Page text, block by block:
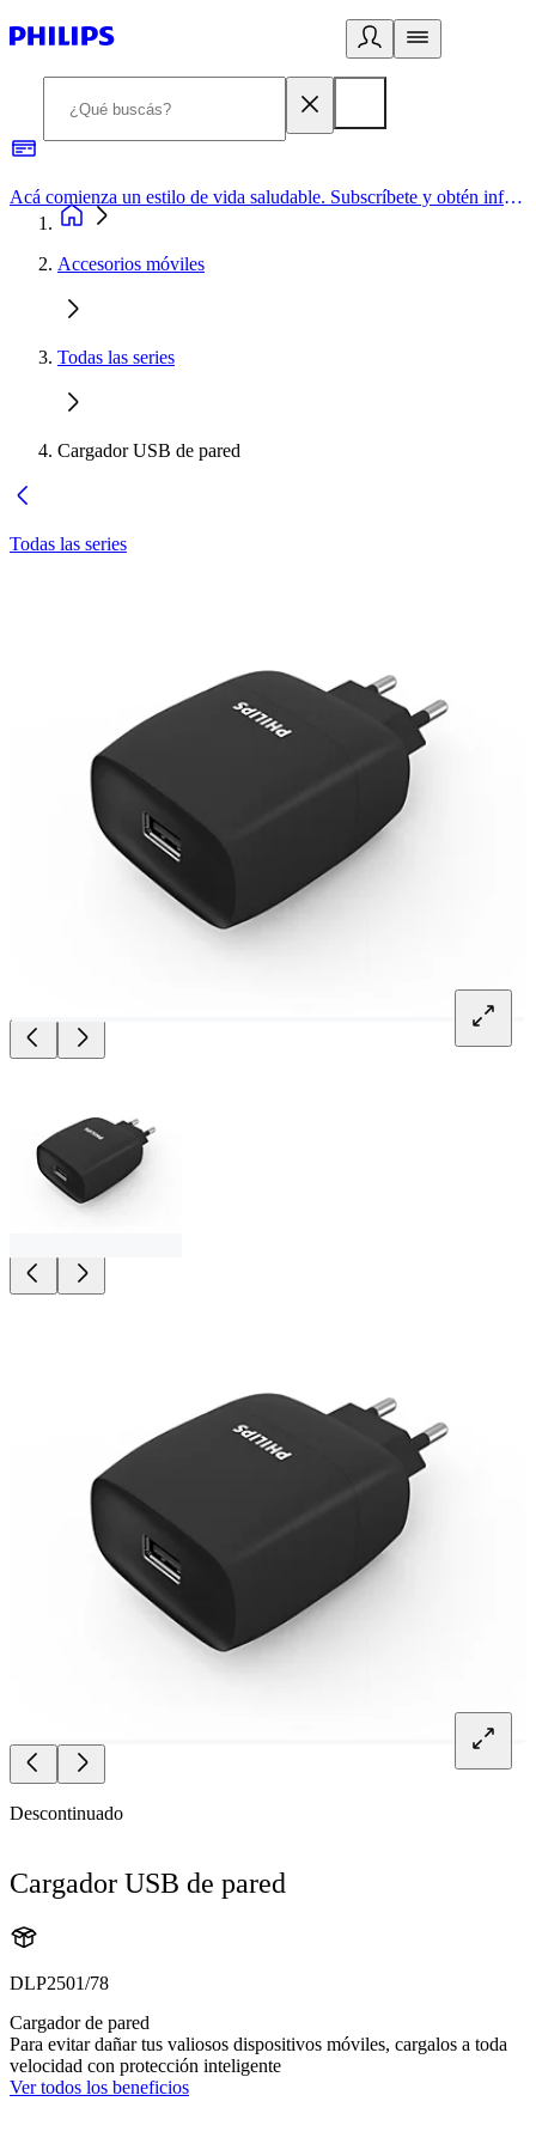
Acá comienza un estilo de vida saludable. Subscríbete y obtén información de primera mano
Accesorios móviles
Todas las series
Cargador USB de pared
Todas las series
Descontinuado
Cargador USB de pared
DLP2501/78
Cargador de pared
Para evitar dañar tus valiosos dispositivos móviles, cargalos a toda
velocidad con protección inteligente
Ver todos los beneficios